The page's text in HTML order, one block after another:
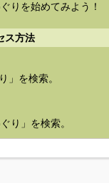
りを始めてみよう！
ス方法
」を検索。
り」を検索。